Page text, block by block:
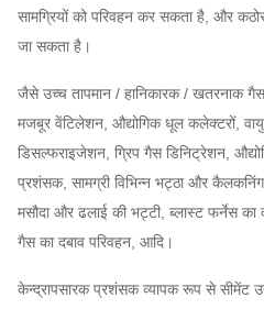
सामग्रियों को परिवहन कर सकता है, और
जा सकता है।
जैसे उच्च तापमान / हानिकारक / खतरनाक
मजबूर वेंटिलेशन, औद्योगिक धूल कलेक्टरों,
डिसल्फराइजेशन, ग्रिप गैस डिनिट्रेशन,
प्रशंसक, सामग्री विभिन्न भट्ठा और कैलकनिंग
मसौदा और ढलाई की भट्टी, ब्लास्ट फर्नेस
गैस का दबाव परिवहन, आदि।
केन्द्रापसारक प्रशंसक व्यापक रूप से सीमेंट